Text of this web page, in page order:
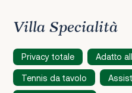
Villa Specialità
Privacy totale Adatto
Tennis da tavolo